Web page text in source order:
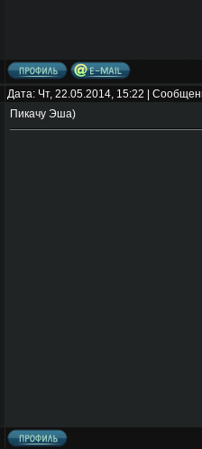
Дата: Чт, 22.05.2014, 15:22 |
Пикачу Эша)